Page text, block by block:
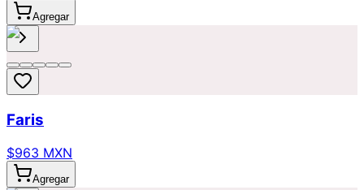
Agregar
Faris
$963 MXN
Agregar